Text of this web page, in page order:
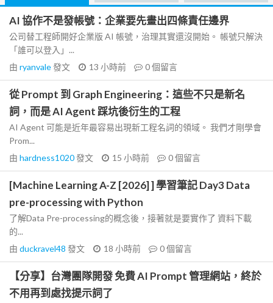
AI 協作不是發帳號：企業要先畫出四條責任邊界
公司替工程師開好企業版 AI 帳號，治理其實還沒開始。 帳號只解決
「誰可以登入」...
由 ryanvale發文 13 小時前 0個留言
從 Prompt 到 Graph Engineering：這些不只是新名
詞，而是 AI Agent 踩坑後衍生的工程
AI Agent 可能是近年最容易出現新工程名詞的領域。 我們才剛學會
Prom...
由 hardness1020發文 15 小時前 0個留言
[Machine Learning A-Z [2026] ] 學習筆記 Day3 Data
pre-processing with Python
了解Data Pre-processing的概念後，接著就是要實作了 資料下載
的...
由 duckravel48 發文 18 小時前 0個留言
【分享】台灣團隊開發 免費 AI Prompt 管理網站，終於
不用再到處找提示詞了